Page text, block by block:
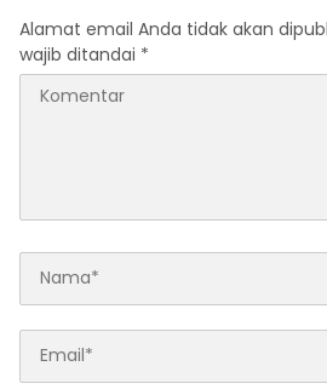
Alamat email Anda tidak akan
wajib ditandai *